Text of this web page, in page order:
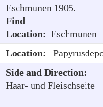
Eschmunen 1905.
Find
Location: Eschmunen
Location:
Side and Direction:
Haar- und Fleischseite